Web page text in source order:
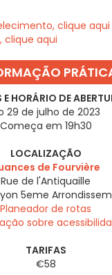
clique aqui
clique aqui
HORÁRIO DE
29 de julho de 2023
Começa em 19h30
LOCALIZAÇÃO
de Fourvière
Rue de l'Antiquaille
5eme
Planeador de rotas
sobre
TARIFAS
€58